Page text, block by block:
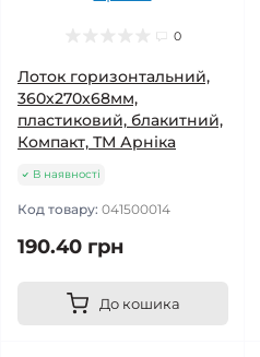
0
Лоток горизонтальний,
360х270х68мм,
пластиковий, блакитний,
Компакт, ТМ Арніка
В наявності
Код товару: 041500014
190.40 грн
До кошика